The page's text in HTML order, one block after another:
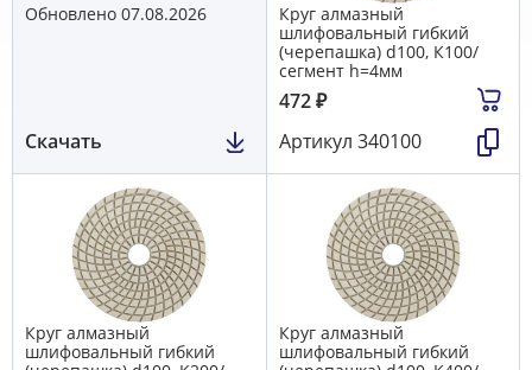
Обновлено 07.08.2026
Скачать
Круг алмазный
шлифовальный гибкий
(черепашка) d100, К100/
сегмент h=4мм
472₽
Артикул 340100
Круг алмазный
шлифовальный гибкий
Круг алмазный
шлифовальный гибкий